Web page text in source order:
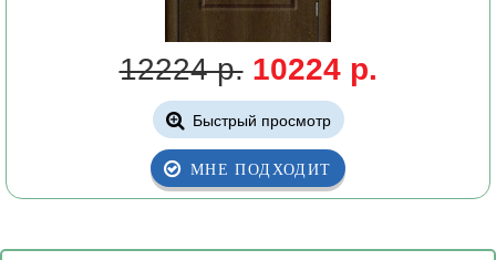
12224 р. 10224 р.
Быстрый просмотр
МНЕ ПОДХОДИТ